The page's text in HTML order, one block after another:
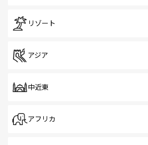
リゾート
アジア
中近東
アフリカ